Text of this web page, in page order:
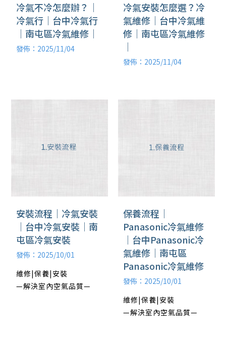
冷氣不冷怎麼辦？｜
冷氣行｜台中冷氣行
｜南屯區冷氣維修｜
發佈：2025/11/04
冷氣安裝怎麼選？冷
氣維修｜台中冷氣維
修｜南屯區冷氣維修
｜
發佈：2025/11/04
安裝流程｜冷氣安裝
｜台中冷氣安裝｜南
屯區冷氣安裝
發佈：2025/10/01
維修|保養|安裝
—解決室內空氣品質—
保養流程｜
Panasonic冷氣維修
｜台中Panasonic冷
氣維修｜南屯區
Panasonic冷氣維修
發佈：2025/10/01
維修|保養|安裝
—解決室內空氣品質—